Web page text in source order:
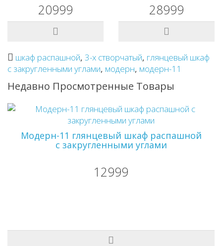
20999 28999
шкаф распашной, 3-х створчатый, глянцевый шкаф
с закругленными углами, модерн, модерн-11
Недавно Просмотренные Товары
Модерн-11 глянцевый шкаф распашной
с закругленными углами
12999